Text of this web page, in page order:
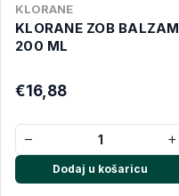
KLORANE
KLORANE ZOB BALZAM
200 ML
€16,88
− +
Dodaj u košaricu